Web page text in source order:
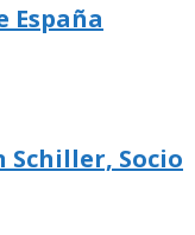
España
Schiller, Socio